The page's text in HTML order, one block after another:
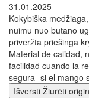
31.01.2025
Kokybiška
nuimu nuo butano
priveržta priešinga
Material de calidad,
facilidad cuando la
segura- si el mango
Išversti Žiūrėti